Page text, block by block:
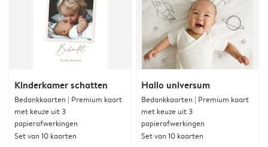
Kinderkamer schatten
Bedankkaarten | Premium kaart
met keuze uit 3
papierafwerkingen
Set van 10 kaarten
Hallo universum
Bedankkaarten | Premium kaart
met keuze uit 3
papierafwerkingen
Set van 10 kaarten